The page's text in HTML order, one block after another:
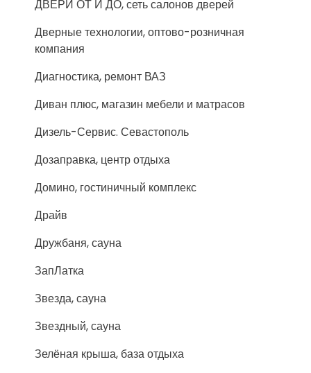
ДВЕРИ ОТ И ДО, сеть салонов дверей
Дверные технологии, оптово-розничная
компания
Диагностика, ремонт ВАЗ
Диван плюс, магазин мебели и матрасов
Дизель-Сервис. Севастополь
Дозаправка, центр отдыха
Домино, гостиничный комплекс
Драйв
Дружбаня, сауна
ЗапЛатка
Звезда, сауна
Звездный, сауна
Зелёная крыша, база отдыха